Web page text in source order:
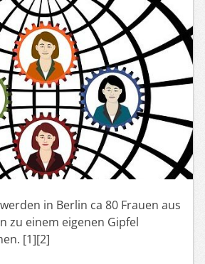
in Berlin ca 80 Frauen aus
zu einem eigenen Gipfel
[1][2]